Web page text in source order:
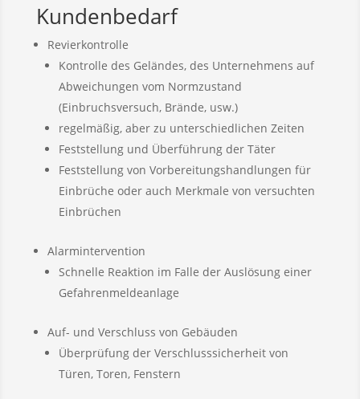
Kundenbedarf
Revierkontrolle
Kontrolle des Geländes, des Unternehmens auf
Abweichungen vom Normzustand
(Einbruchsversuch, Brände, usw.)
regelmäßig, aber zu unterschiedlichen Zeiten
Feststellung und Überführung der Täter
Feststellung von Vorbereitungshandlungen für
Einbrüche oder auch Merkmale von versuchten
Einbrüchen
Alarmintervention
Schnelle Reaktion im Falle der Auslösung einer
Gefahrenmeldeanlage
Auf- und Verschluss von Gebäuden
Überprüfung der Verschlusssicherheit von
Türen, Toren, Fenstern